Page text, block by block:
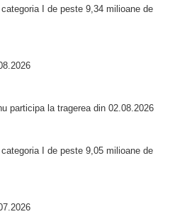
I de peste 9,34 milioane de
participa la tragerea din 02.08.2026
I de peste 9,05 milioane de